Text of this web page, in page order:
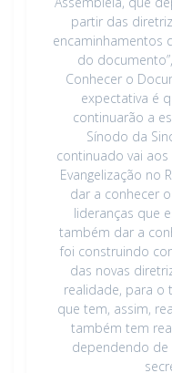
partir das
encaminhamentos
do
Conhecer o
expectativa é
continuarão a
Sínodo da
continuado vai
Evangelização no
dar a conhecer
lideranças que
também dar a
foi construindo
das novas
realidade, para o
que tem, assim,
também tem
dependendo de